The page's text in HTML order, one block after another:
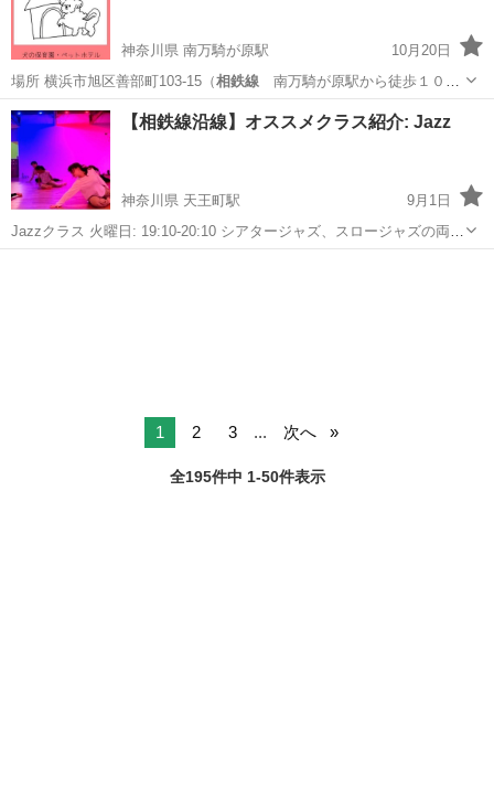
神奈川県 南万騎が原駅
10月20日
場所 横浜市旭区善部町103-15（相鉄線南万騎が原駅から徒歩１０
分）
神奈川 横浜市 南万騎が原駅 相鉄線
【相鉄線沿線】オススメクラス紹介: Jazz
神奈川県 天王町駅
9月1日
Jazzクラス 火曜日: 19:10-20:10 シアタージャズ、スロージャズの両ジ
ャンルで評価されて舞台の第一線で活躍する神田千尋先生のレッスン
1 2 3 ... 次へ
全195件中 1-50件表示